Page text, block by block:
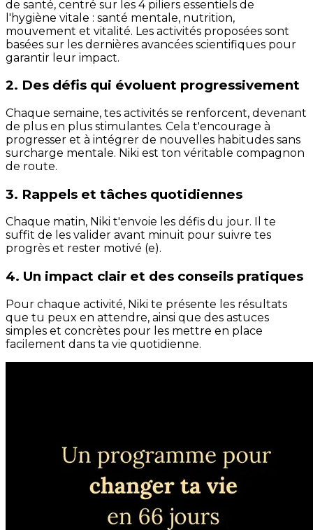
de santé, centré sur les 4 piliers essentiels de
l'hygiène vitale : santé mentale, nutrition,
mouvement et vitalité. Les activités proposées sont
basées sur les dernières avancées scientifiques pour
garantir leur impact.
2. Des défis qui évoluent progressivement
Chaque semaine, tes activités se renforcent, devenant
de plus en plus stimulantes. Cela t'encourage à
progresser et à intégrer de nouvelles habitudes sans
surcharge mentale. Niki est ton véritable compagnon
de route.
3. Rappels et tâches quotidiennes
Chaque matin, Niki t'envoie les défis du jour. Il te
suffit de les valider avant minuit pour suivre tes
progrès et rester motivé (e).
4. Un impact clair et des conseils pratiques
Pour chaque activité, Niki te présente les résultats
que tu peux en attendre, ainsi que des astuces
simples et concrètes pour les mettre en place
facilement dans ta vie quotidienne.